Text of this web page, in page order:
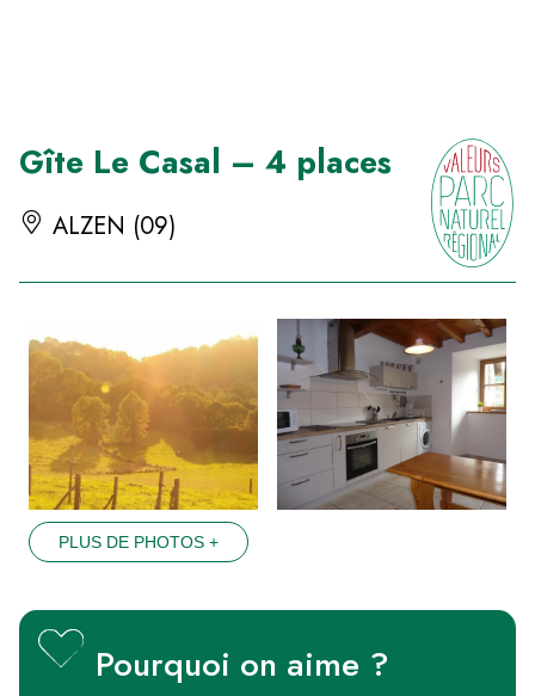
Gîte Le Casal – 4 places
ALZEN (09)
PLUS DE PHOTOS +
Pourquoi on aime ?